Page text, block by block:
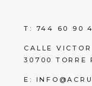
T: 744 60 90
CALLE
30700 TORRE
E: